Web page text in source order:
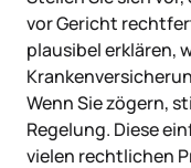
vor Gericht
plausibel erklären,
Wenn Sie zögern,
Regelung. Diese
vielen rechtlichen